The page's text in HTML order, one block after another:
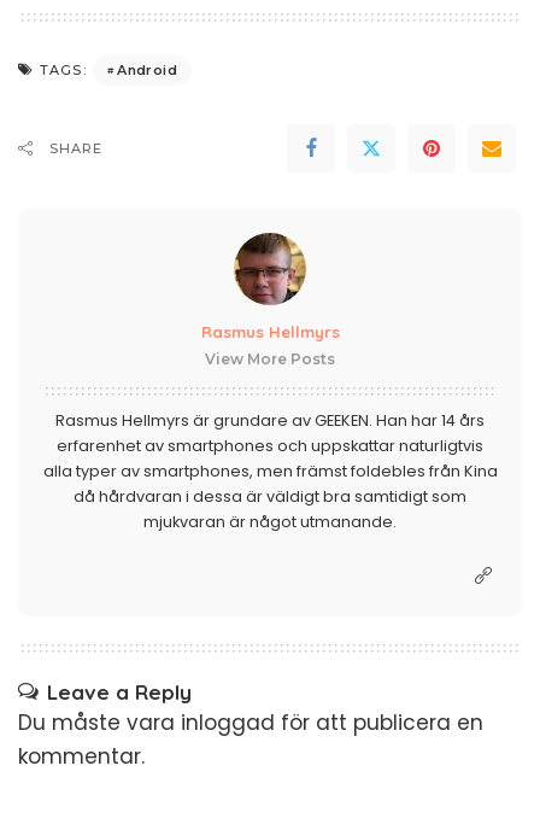
TAGS: Android
SHARE
Rasmus Hellmyrs
View More Posts
Rasmus Hellmyrs är grundare av GEEKEN. Han har 14 års
erfarenhet av smartphones och uppskattar naturligtvis
alla typer av smartphones, men främst foldebles från Kina
då hårdvaran i dessa är väldigt bra samtidigt som
mjukvaran är något utmanande.
Leave a Reply
Du måste vara inloggad för att publicera en
kommentar.